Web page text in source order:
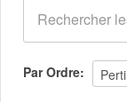
Groupes
Demandes 0
À propos
Par Ordre